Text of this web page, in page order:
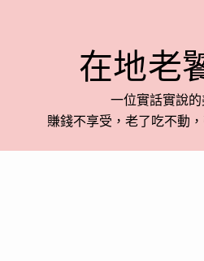
在地老
一位實話實說的
賺錢不享受，老了吃不動